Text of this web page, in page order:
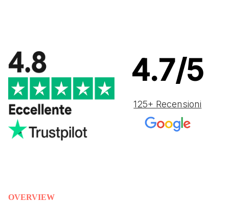
4.7/5
125+ Recensioni
OVERVIEW